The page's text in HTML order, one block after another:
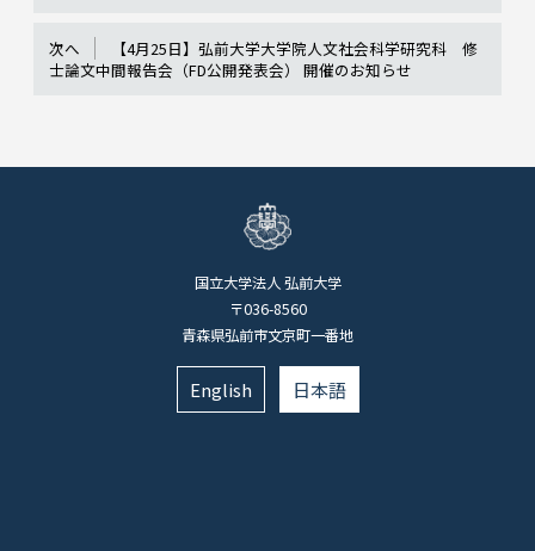
次へ
【4月25日】弘前大学大学院人文社会科学研究科 修
士論文中間報告会（FD公開発表会） 開催のお知らせ
国立大学法人 弘前大学
〒036-8560
青森県弘前市文京町一番地
English 日本語